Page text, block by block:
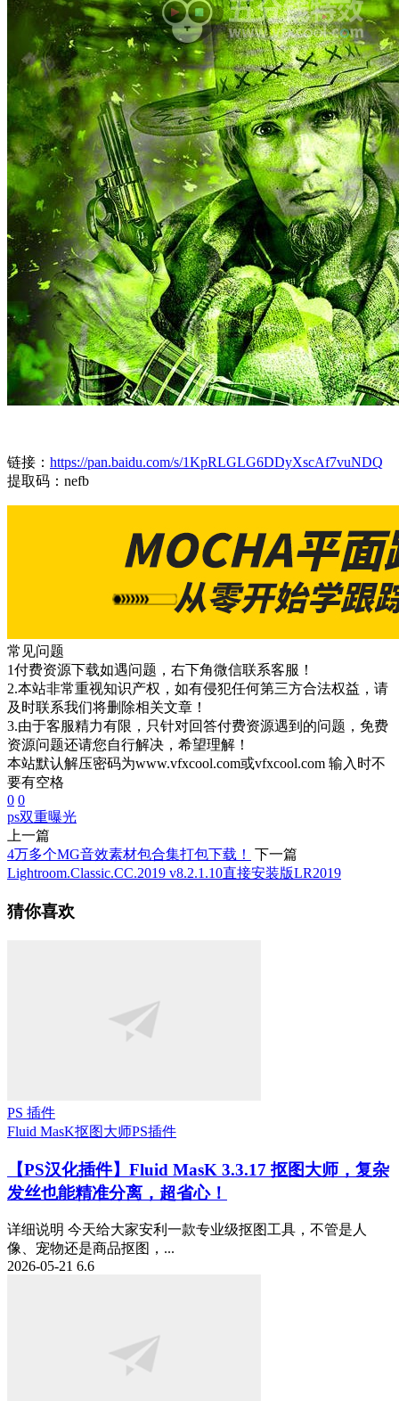
链接： https://pan.baidu.com/s/1KpRLGLG6DDyXscAf7vuNDQ
提取码：nefb
常见问题
1付费资源下载如遇问题，右下角微信联系客服！
2.本站非常重视知识产权，如有侵犯任何第三方合法权益，请
及时联系我们将删除相关文章！
3.由于客服精力有限，只针对回答付费资源遇到的问题，免费
资源问题还请您自行解决，希望理解！
本站默认解压密码为www.vfxcool.com或vfxcool.com 输入时不
要有空格
0 0
ps双重曝光
上一篇
4万多个MG音效素材包合集打包下载！
下一篇
Lightroom.Classic.CC.2019 v8.2.1.10直接安装版LR2019
猜你喜欢
PS 插件
Fluid MasK抠图大师PS插件
【PS汉化插件】Fluid MasK 3.3.17 抠图大师，复杂
发丝也能精准分离，超省心！
详细说明 今天给大家安利一款专业级抠图工具，不管是人
像、宠物还是商品抠图，...
2026-05-21 6.6